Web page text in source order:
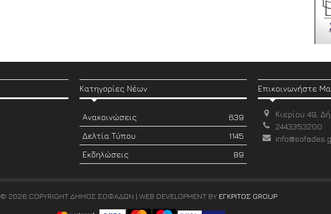
Κατηγορίες Νέων
Ανακοινώσεις
639
Δελτία Τύπου
1145
Εκδηλώσεις
89
Επικοινωνήστε
Κιερίου 49,
2443353200
© 2026 COPYRIGHT ΔΗΜΟΣ ΣΟΦΑΔΩΝ | WEB DEVELOPMENT BY ΕΓΚΡΙΤΟΣ GROUP